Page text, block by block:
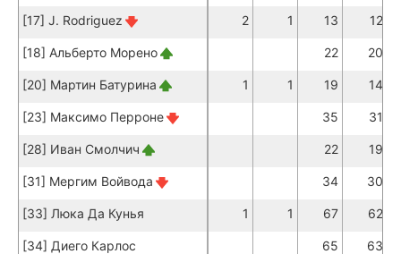
[17] J. Rodriguez 2 1 13 12
[18] Альберто Морено 22 20
[20] Мартин Батурина 1 1 19 14
[23] Максимо Перроне 35 31
[28] Иван Смолчич 22 19
[31] Мергим Войвода 34 30
[33] Люка Да Кунья 1 1 67 62
[34] Диего Карлос 65 63